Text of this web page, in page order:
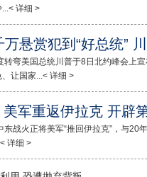
详细 >
万悬赏犯到“好总统”
转弯美国总统川普于8日北约峰会上
让国家...< 详细 >
美军重返伊拉克 开辟
火正将美军“推回伊拉克”，与20
详细 >